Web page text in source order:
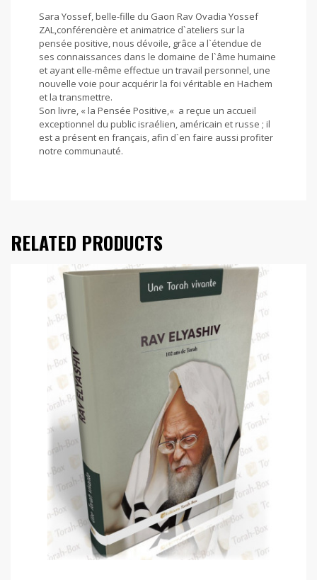
Sara Yossef, belle-fille du Gaon Rav Ovadia Yossef
ZAL,conférencière et animatrice d`ateliers sur la
pensée positive, nous dévoile, grâce a l`étendue de
ses connaissances dans le domaine de l`âme humaine
et ayant elle-même effectue un travail personnel, une
nouvelle voie pour acquérir la foi véritable en Hachem
et la transmettre.
Son livre, « la Pensée Positive,« a reçue un accueil
exceptionnel du public israélien, américain et russe ; il
est a présent en français, afin d`en faire aussi profiter
notre communauté.
RELATED PRODUCTS